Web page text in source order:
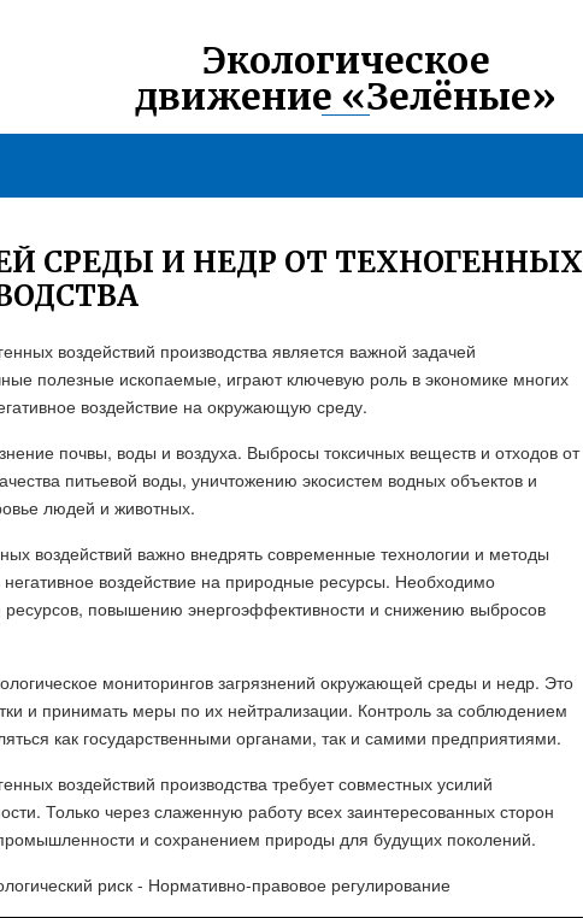
Экологическое
движение «Зелёные»
СРЕДЫ И НЕДР ОТ ТЕХНОГЕННЫХ
воздействий производства является важной задачей
полезные ископаемые, играют ключевую роль в экономике многих
воздействие на окружающую среду.
почвы, воды и воздуха. Выбросы токсичных веществ и отходов от
питьевой воды, уничтожению экосистем водных объектов и
людей и животных.
воздействий важно внедрять современные технологии и методы
негативное воздействие на природные ресурсы. Необходимо
повышению энергоэффективности и снижению выбросов
мониторингов загрязнений окружающей среды и недр. Это
и принимать меры по их нейтрализации. Контроль за соблюдением
как государственными органами, так и самими предприятиями.
воздействий производства требует совместных усилий
Только через слаженную работу всех заинтересованных сторон
и сохранением природы для будущих поколений.
риск - Нормативно-правовое регулирование